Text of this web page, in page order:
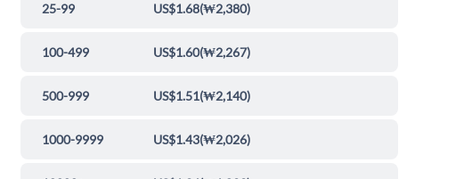
25-99 US$1.68(₩2,380)
100-499 US$1.60(₩2,267)
500-999 US$1.51(₩2,140)
1000-9999 US$1.43(₩2,026)